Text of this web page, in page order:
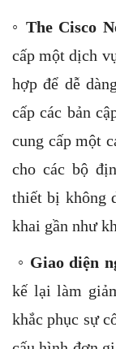
◦ The Cisco
cấp một dịch
hợp để dễ
cấp các bản
cung cấp một
cho các bộ
thiết bị không
khai gần như
◦ Giao diện
kế lại làm
khắc phục sự